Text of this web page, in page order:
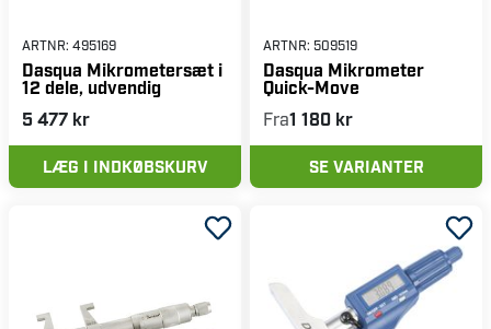
ARTNR: 495169
Dasqua Mikrometersæt i
12 dele, udvendig
5 477 kr
LÆG I INDKØBSKURV
ARTNR: 509519
Dasqua Mikrometer
Quick-Move
Fra1 180 kr
SE VARIANTER